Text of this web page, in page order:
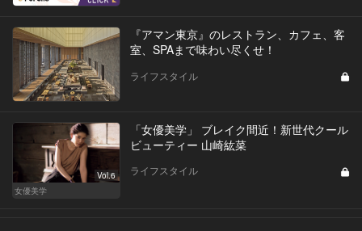
『アマン東京』のレストラン、カフェ、客
室、SPAまで味わい尽くせ！
ライフスタイル
Vol.6
女優美学
「女優美学」 ブレイク間近！新世代クール
ビューティー 山崎紘菜
ライフスタイル